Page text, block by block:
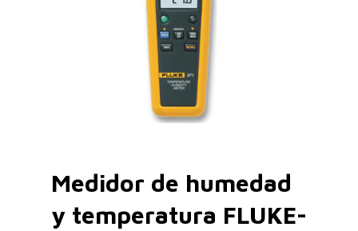
Medidor de humedad
y temperatura FLUKE-